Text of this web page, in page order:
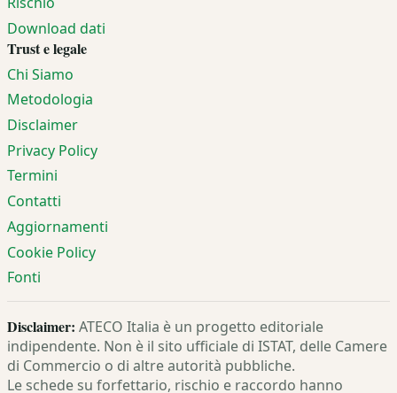
Download dati
Trust e legale
Chi Siamo
Metodologia
Disclaimer
Privacy Policy
Termini
Contatti
Aggiornamenti
Cookie Policy
Fonti
Disclaimer: ATECO Italia è un progetto editoriale
indipendente. Non è il sito ufficiale di ISTAT, delle Camere
di Commercio o di altre autorità pubbliche.
Le schede su forfettario, rischio e raccordo hanno